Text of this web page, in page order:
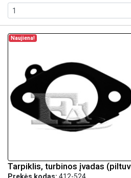
Naujiena!
Tarpiklis, turbinos įvadas